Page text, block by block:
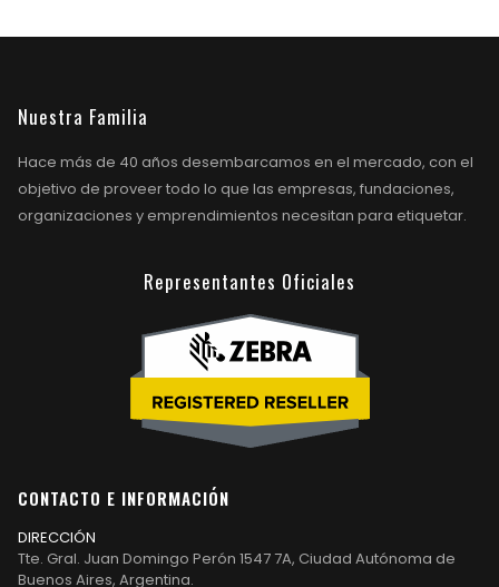
Nuestra Familia
Hace más de 40 años desembarcamos en el mercado, con el
objetivo de proveer todo lo que las empresas, fundaciones,
organizaciones y emprendimientos necesitan para etiquetar.
Representantes Oficiales
CONTACTO E INFORMACIÓN
DIRECCIÓN
Tte. Gral. Juan Domingo Perón 1547 7A, Ciudad Autónoma de
Buenos Aires, Argentina.